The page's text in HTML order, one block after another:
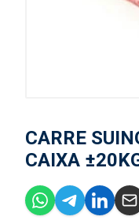
CARRE
CAIXA